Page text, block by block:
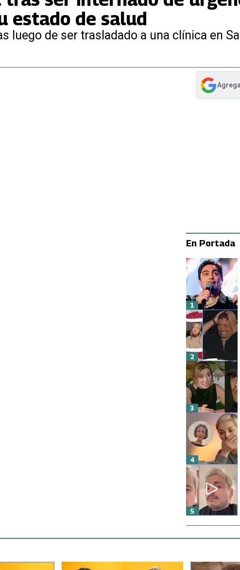
estado de salud
luego de ser trasladado a una clínica en
abre en
En Portada
1
2
3
4
5